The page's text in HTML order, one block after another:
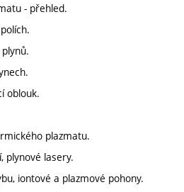
- přehled.
oblouk.
plazmatu.
plynové lasery.
iontové a plazmové pohony.